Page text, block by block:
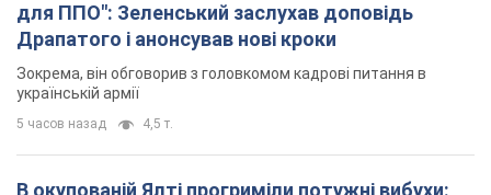
для ППО": Зеленський заслухав доповідь
Драпатого і анонсував нові кроки
Зокрема, він обговорив з головкомом кадрові питання в
українській армії
5 часов назад 4,5 т.
В окупованій Ялті прогриміли потужні вибухи: